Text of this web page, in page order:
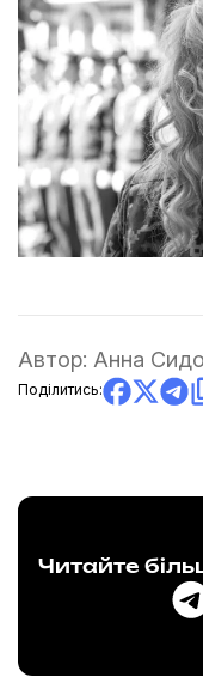
Автор: Анна
Поділитись:
Читайте